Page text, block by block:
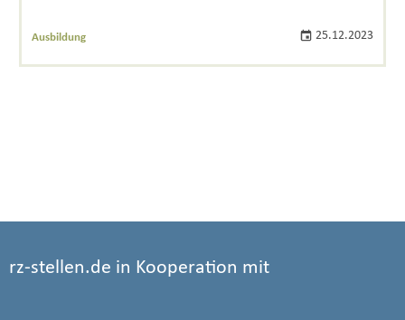
Ausbildung 25.12.2023
rz-stellen.de in Kooperation mit